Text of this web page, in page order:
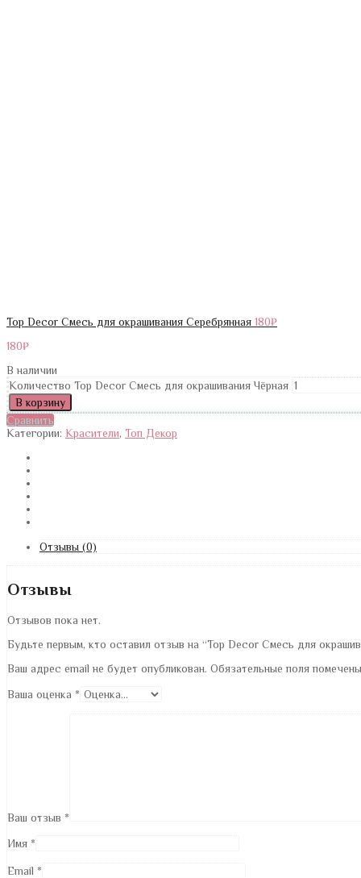
Top Decor Смесь для окрашивания Серебрянная 180₽
180₽
В наличии
Количество Top Decor Смесь для окрашивания Чёрная
В корзину
Сравнить
Категории: Красители, Топ Декор
Отзывы (0)
Отзывы
Отзывов пока нет.
Будьте первым, кто оставил отзыв на “Top Decor Смесь для
Ваш адрес email не будет опубликован. Обязательные поля
Ваша оценка *
Ваш отзыв *
Имя *
Email *